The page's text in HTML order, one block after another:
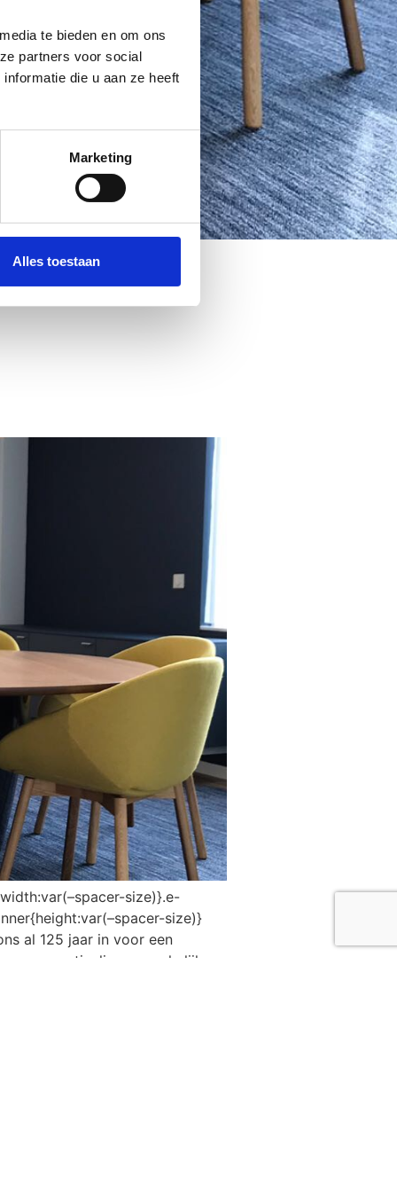
te bieden en om ons
partners voor social
die u aan ze heeft
Marketing
Alles toestaan
size)}.e-
size)}
al 125 jaar in voor een
ze particuliere en zakelijke